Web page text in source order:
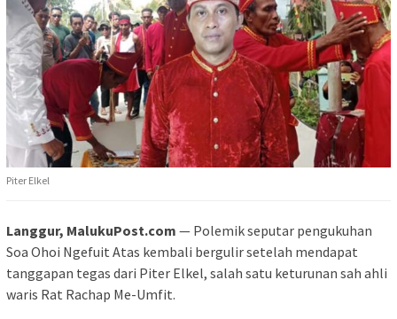
Piter Elkel
Langgur, MalukuPost.com — Polemik seputar pengukuhan
Soa Ohoi Ngefuit Atas kembali bergulir setelah mendapat
tanggapan tegas dari Piter Elkel, salah satu keturunan sah ahli
waris Rat Rachap Me-Umfit.